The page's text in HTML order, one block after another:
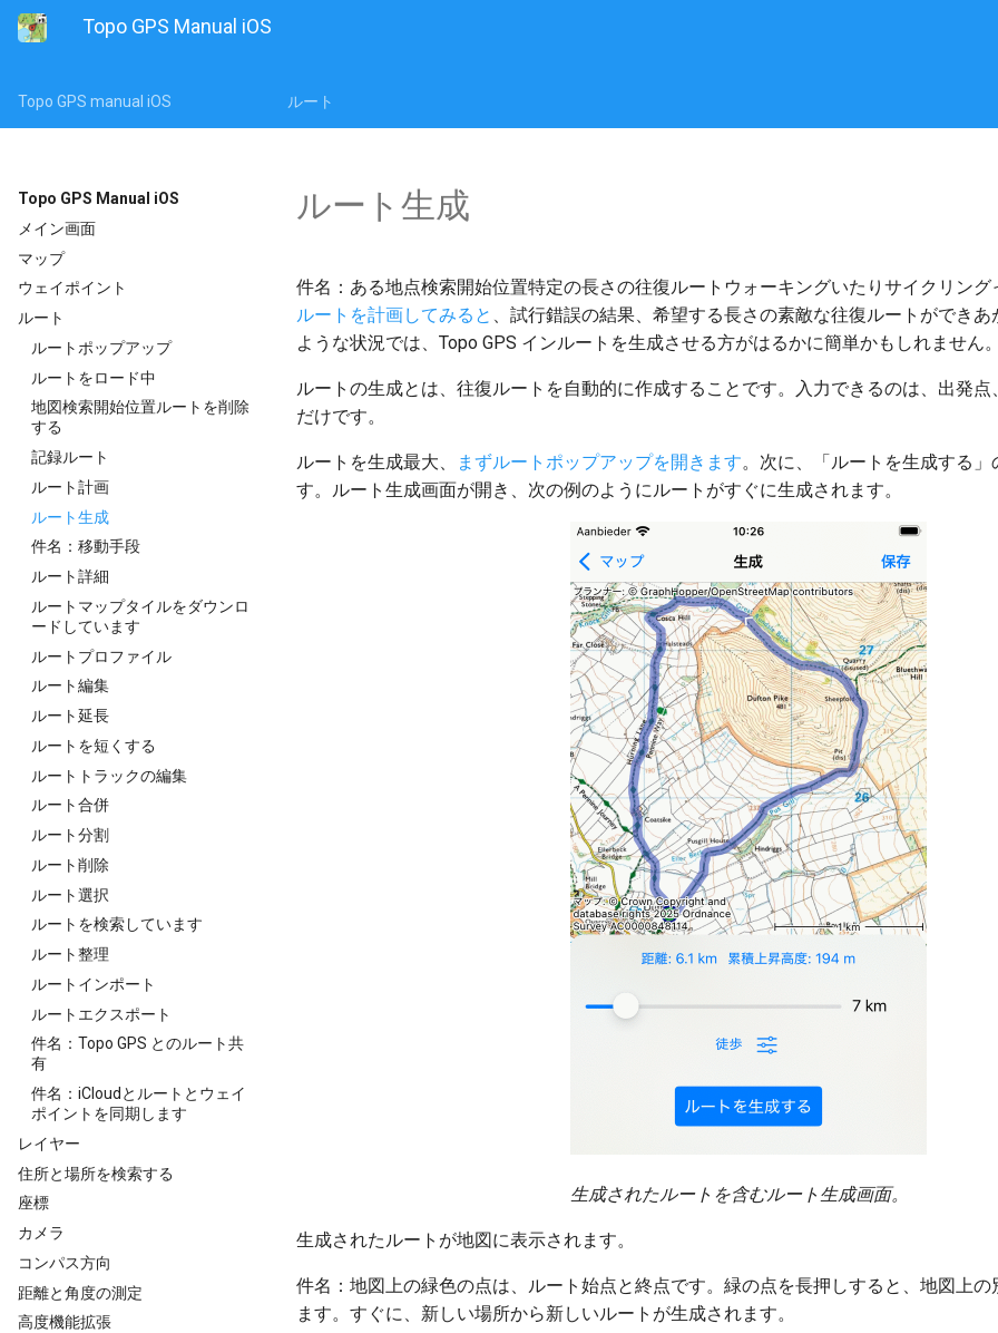
Topo GPS Manual iOS
Topo GPS manual iOS ルート
Topo GPS Manual iOS
メイン画面
マップ
ウェイポイント
ルート
ルートポップアップ
ルートをロード中
地図検索開始位置ルートを削除
する
記録ルート
ルート計画
ルート生成
件名：移動手段
ルート詳細
ルートマップタイルをダウンロ
ードしています
ルートプロファイル
ルート編集
ルート延長
ルートを短くする
ルートトラックの編集
ルート合併
ルート分割
ルート削除
ルート選択
ルートを検索しています
ルート整理
ルートインポート
ルートエクスポート
件名：Topo GPS とのルート共
有
件名：iCloudとルートとウェイ
ポイントを同期します
レイヤー
住所と場所を検索する
座標
カメラ
コンパス方向
距離と角度の測定
高度機能拡張
ルート生成
件名：ある地点検索開始位置特定の長さの往復ルートウォーキングいたりサイクリング
ルートを計画してみると 、試行錯誤の結果、希望する長さの素敵な往復ルートができ
ような状況では、Topo GPS インルートを生成させる方がはるかに簡単かもしれません。
ルートの生成とは、往復ルートを自動的に作成することです。入力できるのは、出発
だけです。
ルートを生成最大、 まずルートポップアップを開きます。次に、「ルートを生成する」
す。ルート生成画面が開き、次の例のようにルートがすぐに生成されます。
生成されたルートを含むルート生成画面。
生成されたルートが地図に表示されます。
件名：地図上の緑色の点は、ルート始点と終点です。緑の点を長押しすると、地図上の
ます。すぐに、新しい場所から新しいルートが生成されます。